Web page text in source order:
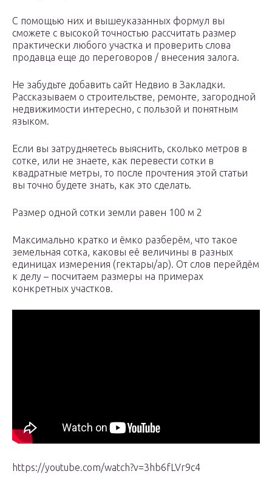
С помощью них и вышеуказанных формул вы
сможете с высокой точностью рассчитать размер
практически любого участка и проверить слова
продавца еще до переговоров / внесения залога.
Не забудьте добавить сайт Недвио в Закладки.
Рассказываем о строительстве, ремонте, загородной
недвижимости интересно, с пользой и понятным
языком.
Если вы затрудняетесь выяснить, сколько метров в
сотке, или не знаете, как перевести сотки в
квадратные метры, то после прочтения этой статьи
вы точно будете знать, как это сделать.
Размер одной сотки земли равен 100 м 2
Максимально кратко и ёмко разберём, что такое
земельная сотка, каковы её величины в разных
единицах измерения (гектары/ар). От слов перейдём
к делу – посчитаем размеры на примерах
конкретных участков.
https://youtube.com/watch?v=3hb6fLVr9c4